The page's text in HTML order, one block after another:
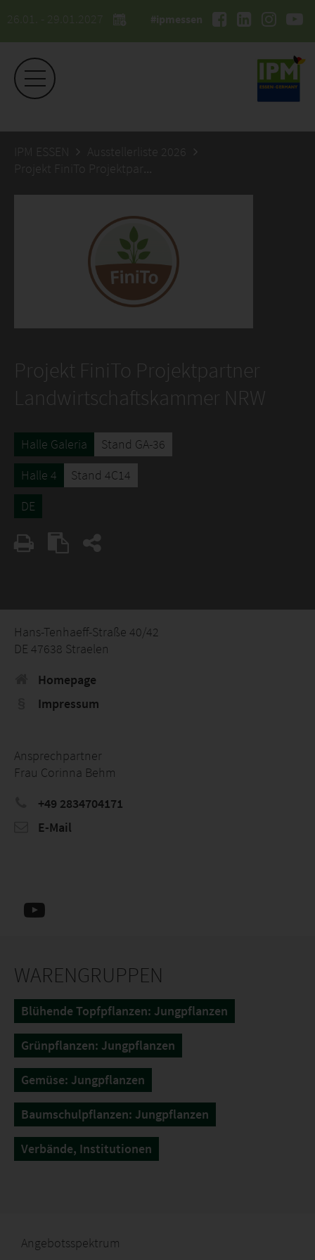
26.01. - 29.01.2027 #ipmessen
IPM ESSEN
Ausstellerliste 2026
Projekt FiniTo Projektpartner Landwirtschaftskammer NRW
Projekt FiniTo Projektpartner
Landwirtschaftskammer NRW
Halle Galeria
Stand GA-36
Halle 4
Stand 4C14
DE
Hans-Tenhaeff-Straße 40/42
DE 47638 Straelen
Homepage
Impressum
Ansprechpartner
Frau Corinna Behm
+49 2834704171
E-Mail
WARENGRUPPEN
Blühende Topfpflanzen: Jungpflanzen
Grünpflanzen: Jungpflanzen
Gemüse: Jungpflanzen
Baumschulpflanzen: Jungpflanzen
Verbände, Institutionen
Angebotsspektrum